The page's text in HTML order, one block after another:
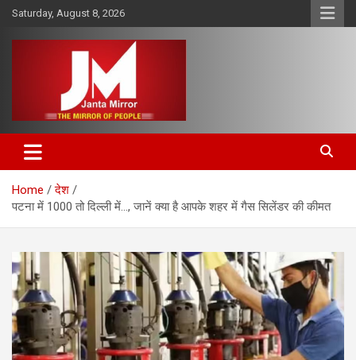
Skip
content
Saturday, August 8, 2026
Janta Mirror
Home
देश
पटना में 1000 तो दिल्ली में…, जानें क्‍या है आपके शहर में गैस सिलेंडर की कीमत